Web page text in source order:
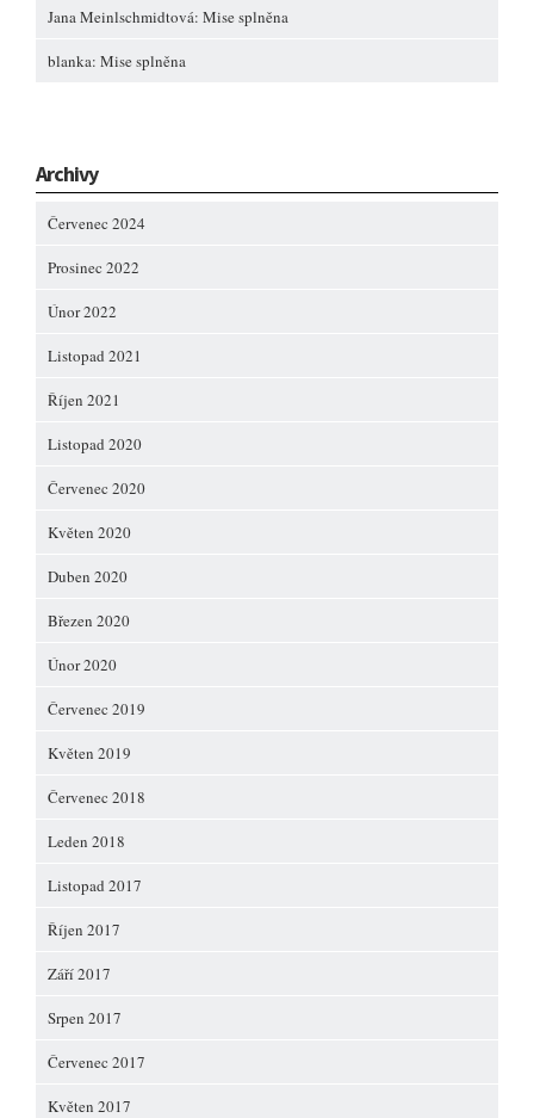
Jana Meinlschmidtová: Mise splněna
blanka: Mise splněna
Archivy
Červenec 2024
Prosinec 2022
Únor 2022
Listopad 2021
Říjen 2021
Listopad 2020
Červenec 2020
Květen 2020
Duben 2020
Březen 2020
Únor 2020
Červenec 2019
Květen 2019
Červenec 2018
Leden 2018
Listopad 2017
Říjen 2017
Září 2017
Srpen 2017
Červenec 2017
Květen 2017